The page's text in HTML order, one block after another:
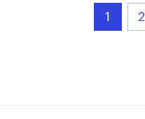
1 2